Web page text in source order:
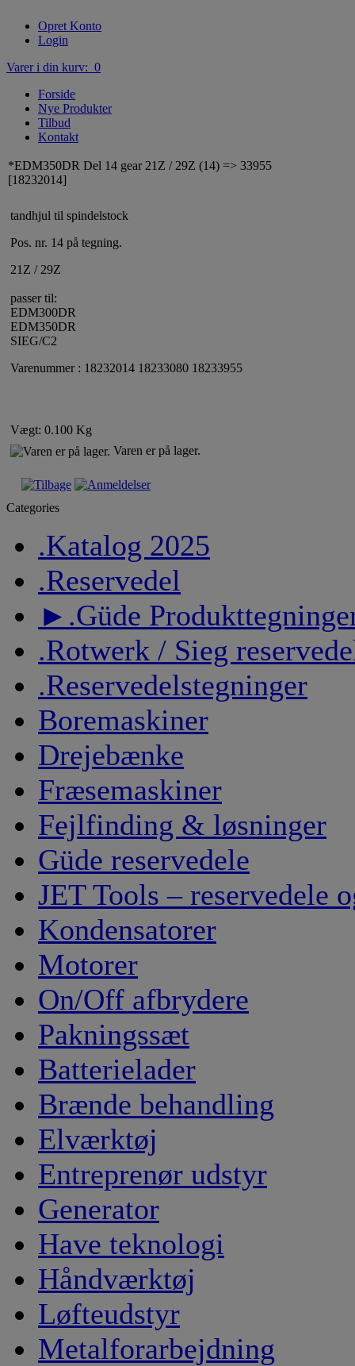
Opret Konto
Login
Varer i din kurv: 0
Forside
Nye Produkter
Tilbud
Kontakt
*EDM350DR Del 14 gear 21Z / 29Z (14) => 33955
[18232014]
tandhjul til spindelstock
Pos. nr. 14 på tegning.
21Z / 29Z
passer til:
EDM300DR
EDM350DR
SIEG/C2
Varenummer : 18232014 18233080 18233955
Vægt: 0.100 Kg
Varen er på lager.
Categories
.Katalog 2025
.Reservedel
►.Güde
.Rotwerk / Sieg
.Reservedelstegninger
Boremaskiner
Drejebænke
Fræsemaskiner
Fejlfinding & løsninger
Güde reservedele
JET Tools – reservedele
Kondensatorer
Motorer
On/Off afbrydere
Pakningssæt
Batterielader
Brænde behandling
Elværktøj
Entreprenør udstyr
Generator
Have teknologi
Håndværktøj
Løfteudstyr
Metalforarbejdning